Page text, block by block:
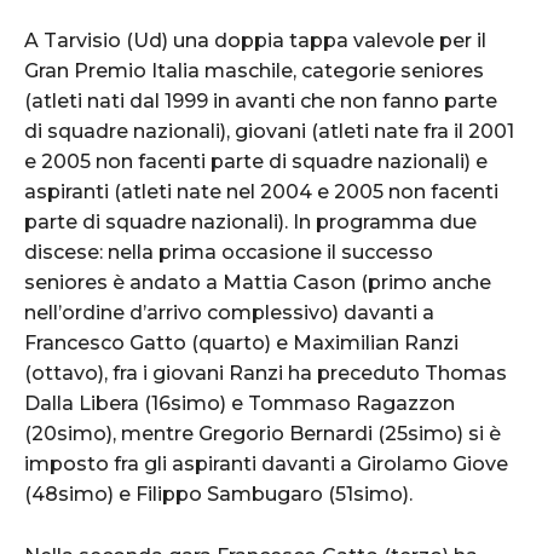
A Tarvisio (Ud) una doppia tappa valevole per il
Gran Premio Italia maschile, categorie seniores
(atleti nati dal 1999 in avanti che non fanno parte
di squadre nazionali), giovani (atleti nate fra il 2001
e 2005 non facenti parte di squadre nazionali) e
aspiranti (atleti nate nel 2004 e 2005 non facenti
parte di squadre nazionali). In programma due
discese: nella prima occasione il successo
seniores è andato a Mattia Cason (primo anche
nell’ordine d’arrivo complessivo) davanti a
Francesco Gatto (quarto) e Maximilian Ranzi
(ottavo), fra i giovani Ranzi ha preceduto Thomas
Dalla Libera (16simo) e Tommaso Ragazzon
(20simo), mentre Gregorio Bernardi (25simo) si è
imposto fra gli aspiranti davanti a Girolamo Giove
(48simo) e Filippo Sambugaro (51simo).